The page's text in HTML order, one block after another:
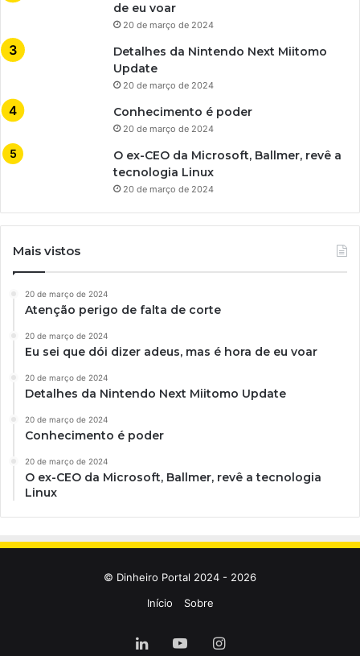
de eu voar
20 de março de 2024
Detalhes da Nintendo Next Miitomo
Update
20 de março de 2024
Conhecimento é poder
20 de março de 2024
O ex-CEO da Microsoft, Ballmer, revê a
tecnologia Linux
20 de março de 2024
Mais vistos
20 de março de 2024
Atenção perigo de falta de corte
20 de março de 2024
Eu sei que dói dizer adeus, mas é hora de eu voar
20 de março de 2024
Detalhes da Nintendo Next Miitomo Update
20 de março de 2024
Conhecimento é poder
20 de março de 2024
O ex-CEO da Microsoft, Ballmer, revê a tecnologia
Linux
© Dinheiro Portal 2024 - 2026
Início
Sobre
LinkedinYouTubeInstagram